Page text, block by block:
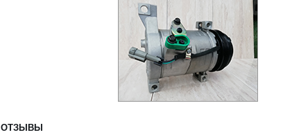
ОТЗЫВЫ